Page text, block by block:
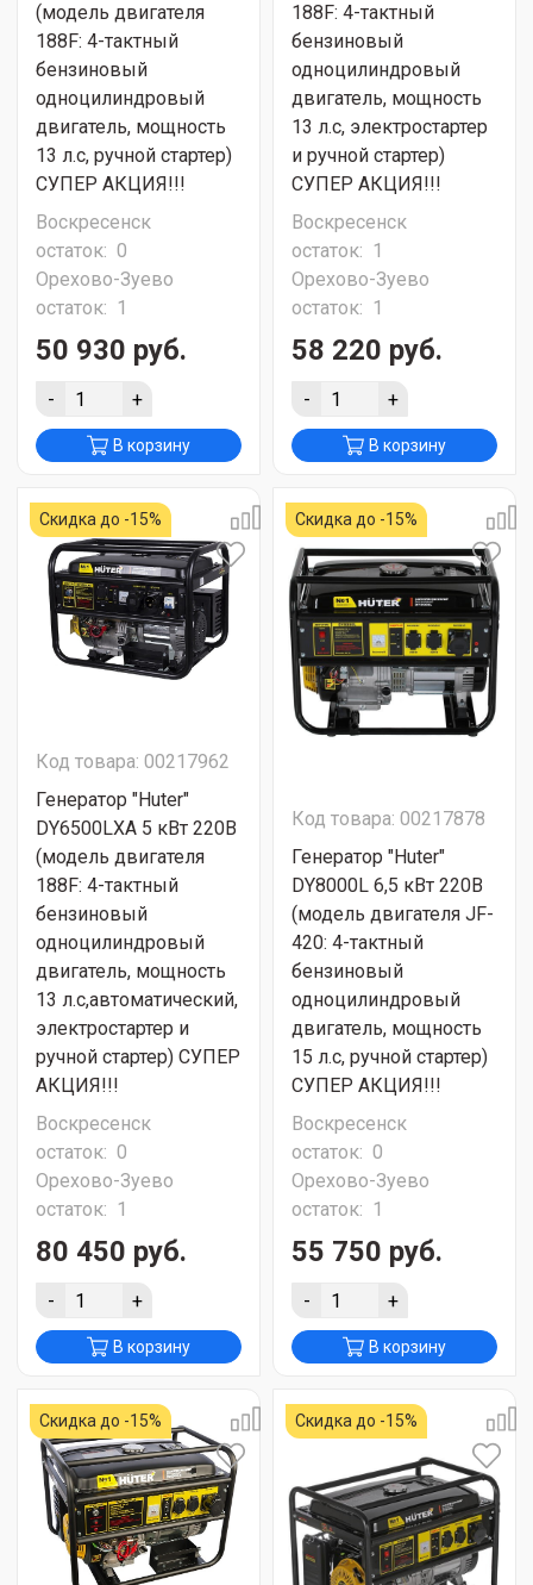
(модель двигателя
188F: 4-тактный
бензиновый
одноцилиндровый
двигатель, мощность
13 л.с, ручной стартер)
СУПЕР АКЦИЯ!!!
Воскресенск
остаток: 0
Орехово-Зуево
остаток: 1
50 930 руб.
- +
В корзину
188F: 4-тактный
бензиновый
одноцилиндровый
двигатель, мощность
13 л.с, электростартер
и ручной стартер)
СУПЕР АКЦИЯ!!!
Воскресенск
остаток: 1
Орехово-Зуево
остаток: 1
58 220 руб.
- +
В корзину
Скидка до -15%
Код товара: 00217962
Генератор "Huter"
DY6500LXA 5 кВт 220В
(модель двигателя
188F: 4-тактный
бензиновый
одноцилиндровый
двигатель, мощность
13 л.с,автоматический,
электростартер и
ручной стартер) СУПЕР
АКЦИЯ!!!
Воскресенск
остаток: 0
Орехово-Зуево
остаток: 1
80 450 руб.
- +
В корзину
Скидка до -15%
Код товара: 00217878
Генератор "Huter"
DY8000L 6,5 кВт 220В
(модель двигателя JF-
420: 4-тактный
бензиновый
одноцилиндровый
двигатель, мощность
15 л.с, ручной стартер)
СУПЕР АКЦИЯ!!!
Воскресенск
остаток: 0
Орехово-Зуево
остаток: 1
55 750 руб.
- +
В корзину
Скидка до -15% Скидка до -15%